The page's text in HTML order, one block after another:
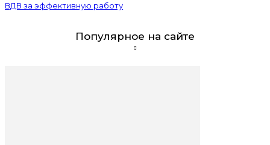
ВДВ за эффективную работу
Популярное на сайте